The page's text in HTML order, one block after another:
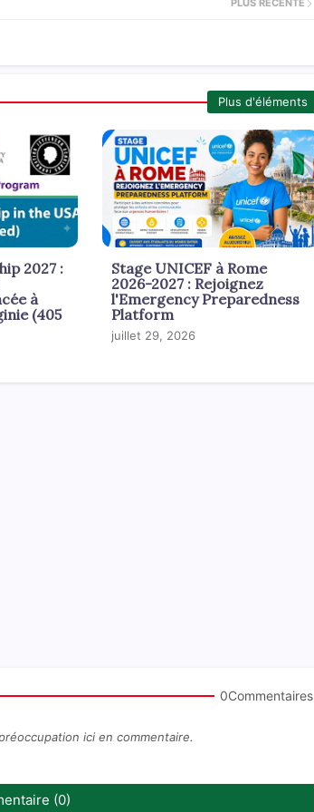
PLUS RÉCENTE
Plus d'éléments
2027 :
à
(405
Stage UNICEF à Rome
2026-2027 : Rejoignez
l'Emergency Preparedness
Platform
juillet 29, 2026
0Commentaires
ici en commentaire.
(0)